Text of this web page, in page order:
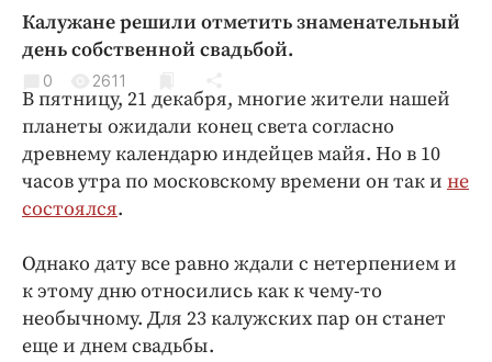
Благоустройство
Криминал
Культура
Недвижимость и ЖКХ
Образование
Общество
Праздники
Происшествия
Спорт
Калужане решили отметить знаменательный
день собственной свадьбой.
0 2611
В пятницу, 21 декабря, многие жители нашей
планеты ожидали конец света согласно
древнему календарю индейцев майя. Но в 10
часов утра по московскому времени он так и не
состоялся.
Однако дату все равно ждали с нетерпением и
к этому дню относились как к чему-то
необычному. Для 23 калужских пар он станет
еще и днем свадьбы.